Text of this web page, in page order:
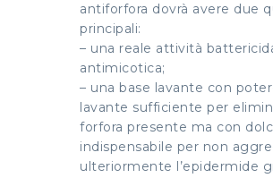
antiforfora dovrà avere due
principali:
– una reale attività
antimicotica;
– una base lavante con
lavante sufficiente per
forfora presente ma con
indispensabile per non
ulteriormente l’epidermide